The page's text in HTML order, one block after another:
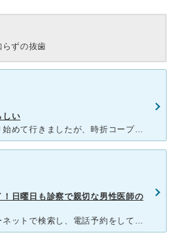
らずの抜歯
しい
歯の具合が昨日から悪くなり始めて行きましたが、時折コープに買い物に行った折、その前にあるので歯医者は以前から知っていました。 ここの歯医者は人気があるようで、良く混んでおり、問診票を書き込んでい
日曜日も診察で親切な男性医師の
歯が急に痛くなり、インターネットで検索し、電話予約をしてから近所の歯科医院を受診しました。予約をしていたので待つ事はなく、時間通りに診てもらえました。たくさんの患者さんで賑わっていました。老若男女問わ